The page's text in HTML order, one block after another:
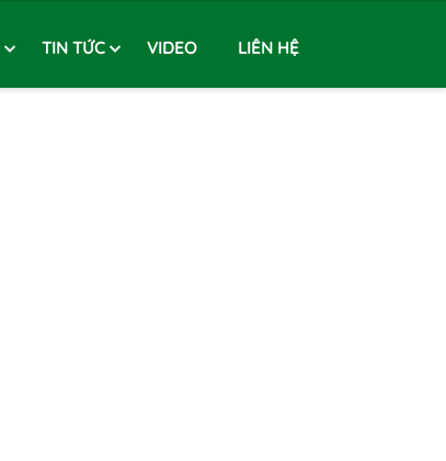
TIN TỨC VIDEO LIÊN HỆ